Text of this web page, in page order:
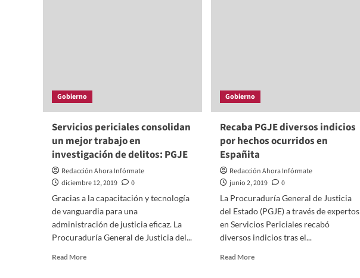
Gobierno
Servicios periciales consolidan
un mejor trabajo en
investigación de delitos: PGJE
Redacción Ahora Infórmate
diciembre 12, 2019
0
Gracias a la capacitación y tecnología
de vanguardia para una
administración de justicia eficaz. La
Procuraduría General de Justicia del...
Read MoreRead
Gobierno
Recaba PGJE diversos indicios
por hechos ocurridos en
Españita
Redacción Ahora Infórmate
junio 2, 2019
0
La Procuraduría General de Justicia
del Estado (PGJE) a través de expertos
en Servicios Periciales recabó
diversos indicios tras el...
Read MoreRead